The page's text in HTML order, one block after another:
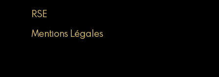
RSE
Mentions Légales